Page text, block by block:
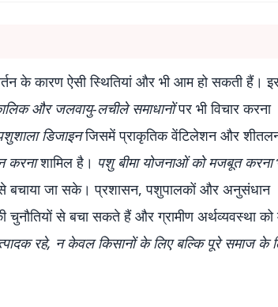
के कारण ऐसी स्थितियां और भी आम हो सकती हैं।
और जलवायु-लचीले समाधानोंपर भी विचार करना
डिजाइनजिसमें प्राकृतिक वेंटिलेशन और
करनाशामिल है। पशु बीमा योजनाओं को मजबूत करना
से बचाया जा सके। प्रशासन, पशुपालकों और अनुसंधान
से बचा सकते हैं और ग्रामीण अर्थव्यवस्था को
रहे, न केवल किसानों के लिए बल्कि पूरे समाज के